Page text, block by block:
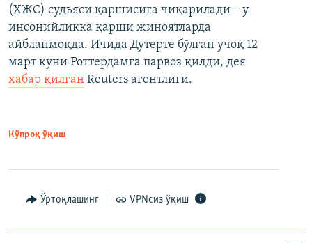
(ХЖС) судьяси қаршисига чиқарилади – у
инсонийликка қарши жиноятларда
айбланмоқда. Ичида Дутерте бўлган учоқ 12
март куни Роттердамга парвоз қилди, дея
хабар қилган Reuters агентлиги.
Кўпроқ ўқиш
Ўртоқлашинг VPNсиз ўқиш